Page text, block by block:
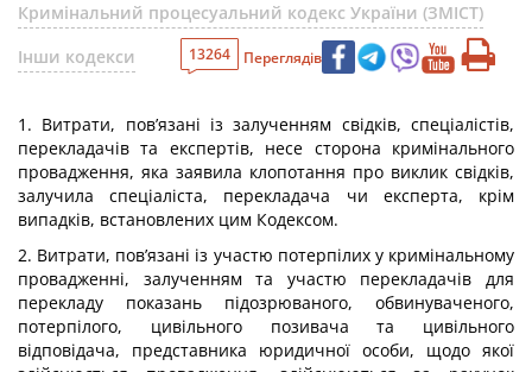
Кримінальний процесуальний кодекс України (ЗМІСТ)
Інши кодекси
13264 Переглядів
1. Витрати, пов’язані із залученням свідків, спеціалістів,
перекладачів та експертів, несе сторона кримінального
провадження, яка заявила клопотання про виклик свідків,
залучила спеціаліста, перекладача чи експерта, крім
випадків, встановлених цим Кодексом.
2. Витрати, пов’язані із участю потерпілих у кримінальному
провадженні, залученням та участю перекладачів для
перекладу показань підозрюваного, обвинуваченого,
потерпілого, цивільного позивача та цивільного
відповідача, представника юридичної особи, щодо якої